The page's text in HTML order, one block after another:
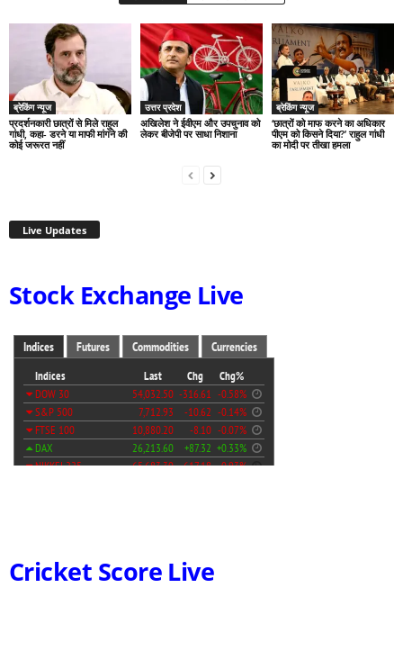
ब्रेकिंग न्यूज
प्रदर्शनकारी छात्रों से मिले राहुल
गांधी, कहा- डरने या माफी मांगने की
कोई जरूरत नहीं
उत्तर प्रदेश
अखिलेश ने ईवीएम और उपचुनाव को
लेकर बीजेपी पर साधा निशाना
ब्रेकिंग न्यूज
‘छात्रों को माफ करने का अधिकार
पीएम को किसने दिया?’ राहुल गांधी
का मोदी पर तीखा हमला
Live Updates
Stock Exchange Live
Cricket Score Live